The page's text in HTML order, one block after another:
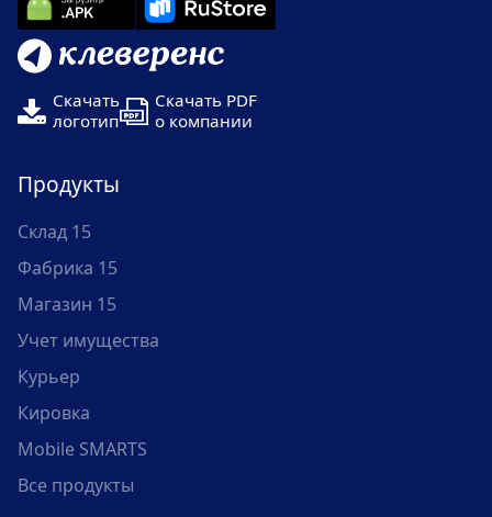
Скачать
логотип
Скачать PDF
о компании
Продукты
Склад 15
Фабрика 15
Магазин 15
Учет имущества
Курьер
Кировка
Mobile SMARTS
Все продукты